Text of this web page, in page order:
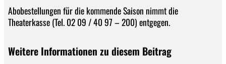
Abobestellungen für die kommende Saison nimmt die
Theaterkasse (Tel. 02 09 / 40 97 – 200) entgegen.
Weitere Informationen zu diesem Beitrag